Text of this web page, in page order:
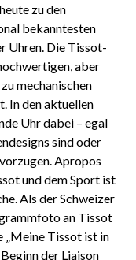
zu den
bekanntesten
Uhren. Die Tissot-
aber
mechanischen
In den aktuellen
Uhr dabei – egal
sind oder
Apropos
und dem Sport ist
Als der Schweizer
an Tissot
„Meine Tissot ist in
der Liaison